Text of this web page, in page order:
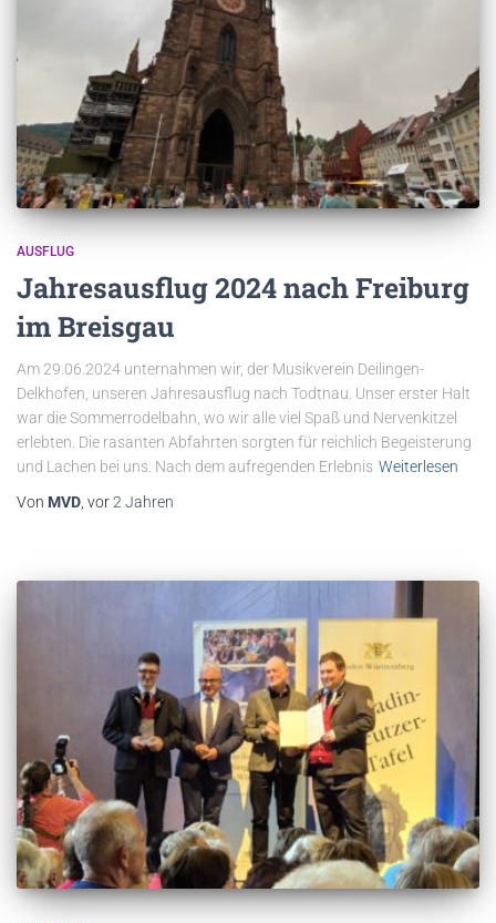
AUSFLUG
Jahresausflug 2024 nach Freiburg
im Breisgau
Am 29.06.2024 unternahmen wir, der Musikverein Deilingen-
Delkhofen, unseren Jahresausflug nach Todtnau. Unser erster Halt
war die Sommerrodelbahn, wo wir alle viel Spaß und Nervenkitzel
erlebten. Die rasanten Abfahrten sorgten für reichlich Begeisterung
und Lachen bei uns. Nach dem aufregenden Erlebnis Weiterlesen
Von MVD , vor2 Jahren